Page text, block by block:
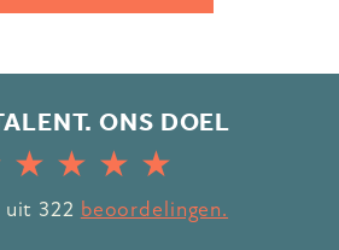
ONS DOEL
uit 322 beoordelingen.